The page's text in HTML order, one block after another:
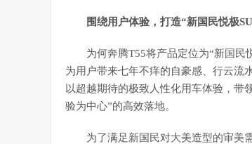
围绕用户体验，打造“新国民悦极
为何奔腾T55将产品定位为“新国民
为用户带来七年不痒的自豪感、行云流
以超越期待的极致人性化用车体验，带
验为中心”的高效落地。
为了满足新国民对大美造型的审美